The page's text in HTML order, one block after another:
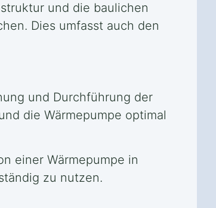
und die baulichen
Dies umfasst auch den
und Durchführung der
die Wärmepumpe optimal
einer Wärmepumpe in
zu nutzen.